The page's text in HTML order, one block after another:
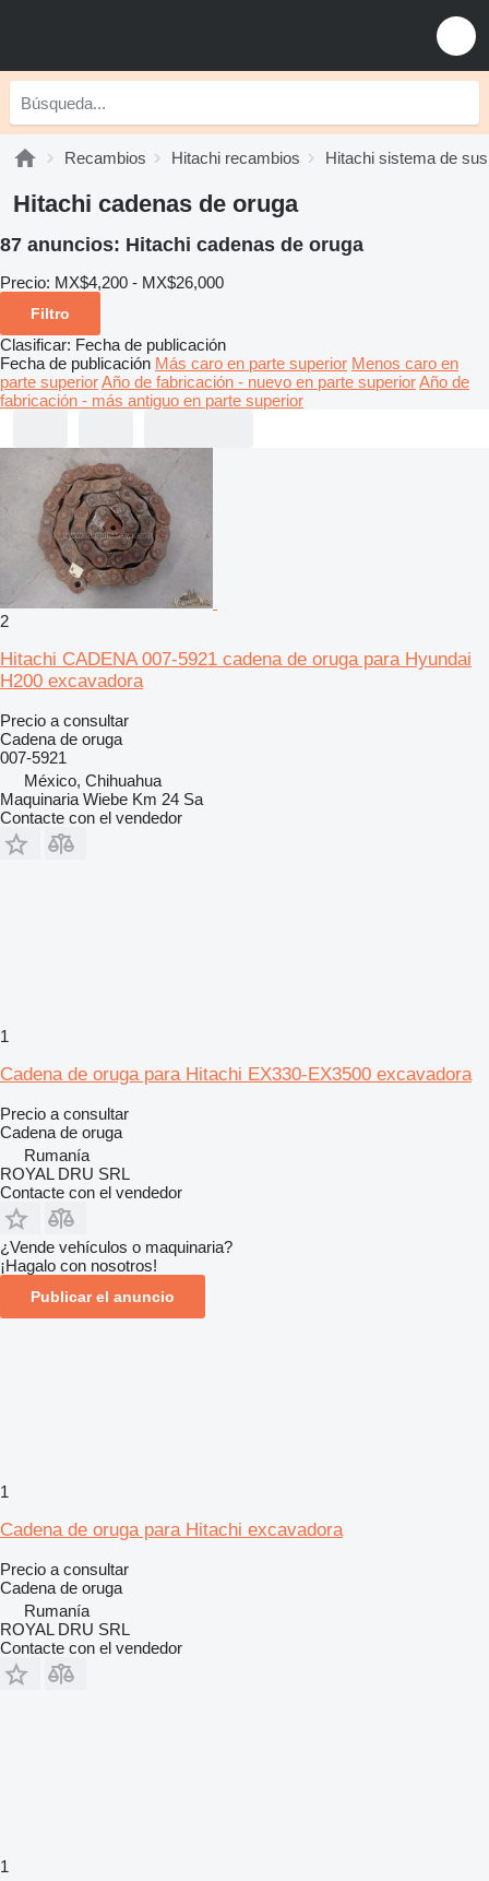
Recambios Hitachi recambios Hitachi sistema de
Hitachi cadenas de oruga
87 anuncios: Hitachi cadenas de oruga
Precio: MX$4,200 - MX$26,000
Filtro
Clasificar: Fecha de publicación
Fecha de publicación Más caro en parte superior Menos caro en
parte superiorAño de fabricación - nuevo en parte superiorAño de
fabricación - más antiguo en parte superior
2
Hitachi CADENA 007-5921 cadena de oruga para Hyundai
H200 excavadora
Precio a consultar
Cadena de oruga
007-5921
México, Chihuahua
Maquinaria Wiebe Km 24 Sa
Contacte con el vendedor
1
Cadena de oruga para Hitachi EX330-EX3500 excavadora
Precio a consultar
Cadena de oruga
Rumanía
ROYAL DRU SRL
Contacte con el vendedor
¿Vende vehículos o maquinaria?
¡Hagalo con nosotros!
Publicar el anuncio
1
Cadena de oruga para Hitachi excavadora
Precio a consultar
Cadena de oruga
Rumanía
ROYAL DRU SRL
Contacte con el vendedor
1